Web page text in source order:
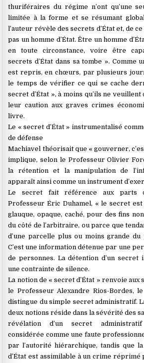
thuriféraires du régime n’ont qu’une
limitée à la forme et se résumant
l’auteur révèle des secrets d’État et, de
pas un homme d’État. Être un homme
en toute circonstance, voire être
secrets d’État dans sa tombe ». Comme
est repris, en chœurs, par plusieurs
le temps de vérifier ce qui se cache
secret d’État », à moins qu’ils ne
leur caution aux graves crimes
livre.
Le « secret d’État » instrumentalisé
de défense
Machiavel théorisait que « gouverner,
implique, selon le Professeur Olivier
la rétention et la manipulation de
apparaît ainsi comme un instrument
Le secret fait référence aux parts
Professeur Éric Duhamel, « le secret
glauque, opaque, caché, pour des fins
du côté de l’arbitraire, ou parce que
d’une parcelle plus ou moins grande
C’est une information détenue par une
de personnes. La détention d’un secret
une contrainte de silence.
La notion de « secret d’État » renvoie aux
le Professeur Alexandre Rios-Bordes,
distingue du simple secret administratif.
deux notions réside dans la sévérité des
révélation d’un secret
considérée comme une faute
par l’autorité hiérarchique, tandis que
d’État est assimilable à un crime réprimé